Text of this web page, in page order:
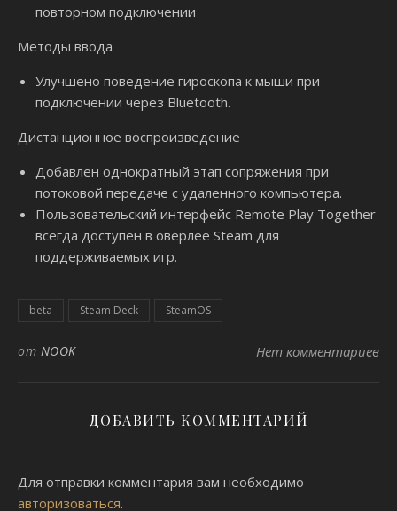
повторном подключении
Методы ввода
Улучшено поведение гироскопа к мыши при
подключении через Bluetooth.
Дистанционное воспроизведение
Добавлен однократный этап сопряжения при
потоковой передаче с удаленного компьютера.
Пользовательский интерфейс Remote Play Together
всегда доступен в оверлее Steam для
поддерживаемых игр.
beta Steam Deck SteamOS
от NOOK Нет комментариев
ДОБАВИТЬ КОММЕНТАРИЙ
Для отправки комментария вам необходимо
авторизоваться.